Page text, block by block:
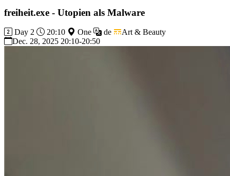
freiheit.exe - Utopien als Malware
Day 2 20:10 One de
Art & Beauty
Dec. 28, 2025 20:10-20:50